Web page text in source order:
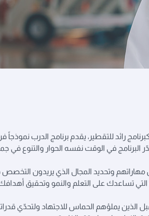
رائد للتقطير، يقدم برنامج الدرب نموذجاً
البرنامج في الوقت نفسه الحوار والتنوع في
وتحديد المجال الذي يريدون التخصص
تساعدك على التعلم والنمو وتحقيق
الذين يملؤهم الحماس للاجتهاد ولتحدّي